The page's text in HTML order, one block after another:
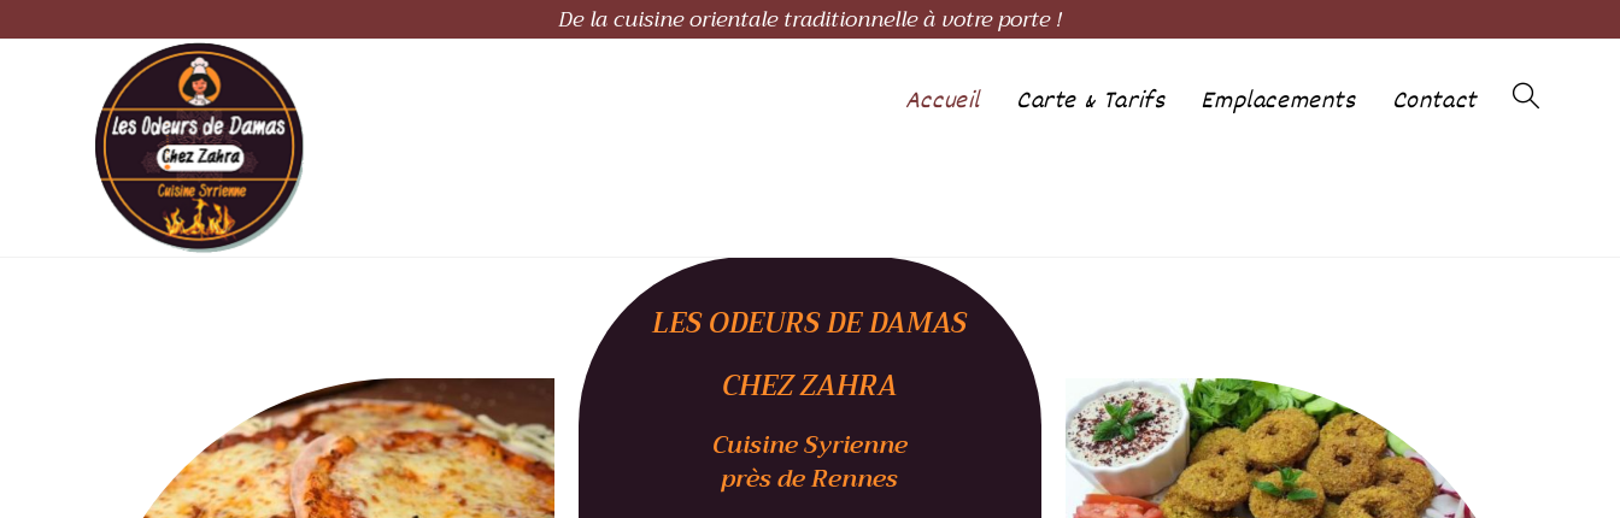
De la cuisine orientale traditionnelle à votre porte !
Accueil Carte & Tarifs Emplacements Contact
LES ODEURS DE DAMAS
CHEZ ZAHRA
Cuisine Syrienne
près de Rennes